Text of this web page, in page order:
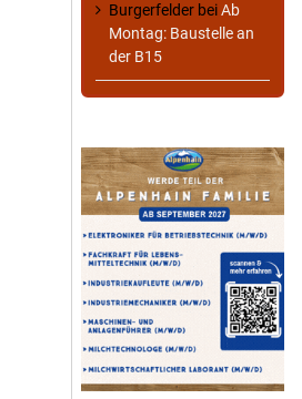
Burgerfelder beiAb
Montag: Baustelle an
der B15